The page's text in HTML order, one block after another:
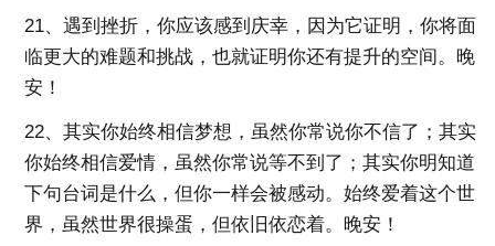
21、遇到挫折，你应该感到庆幸，因为它证明，你将面
临更大的难题和挑战，也就证明你还有提升的空间。晚
安！
22、其实你始终相信梦想，虽然你常说你不信了；其实
你始终相信爱情，虽然你常说等不到了；其实你明知道
下句台词是什么，但你一样会被感动。始终爱着这个世
界，虽然世界很操蛋，但依旧依恋着。晚安！